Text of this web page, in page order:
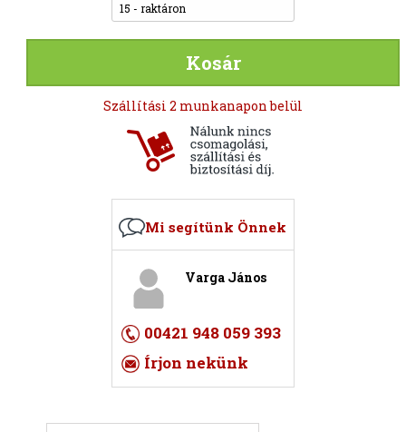
15 - raktáron
Kosár
Szállítási 2 munkanapon belül
Mi segítünk Önnek
Varga János
00421 948 059 393
Írjon nekünk